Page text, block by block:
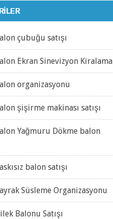
çubuğu satışı
Ekran Sinevizyon Kiralama
organizasyonu
şişirme makinası satışı
Yağmuru Dökme balon
balon satışı
Süsleme Organizasyonu
Balonu Satışı